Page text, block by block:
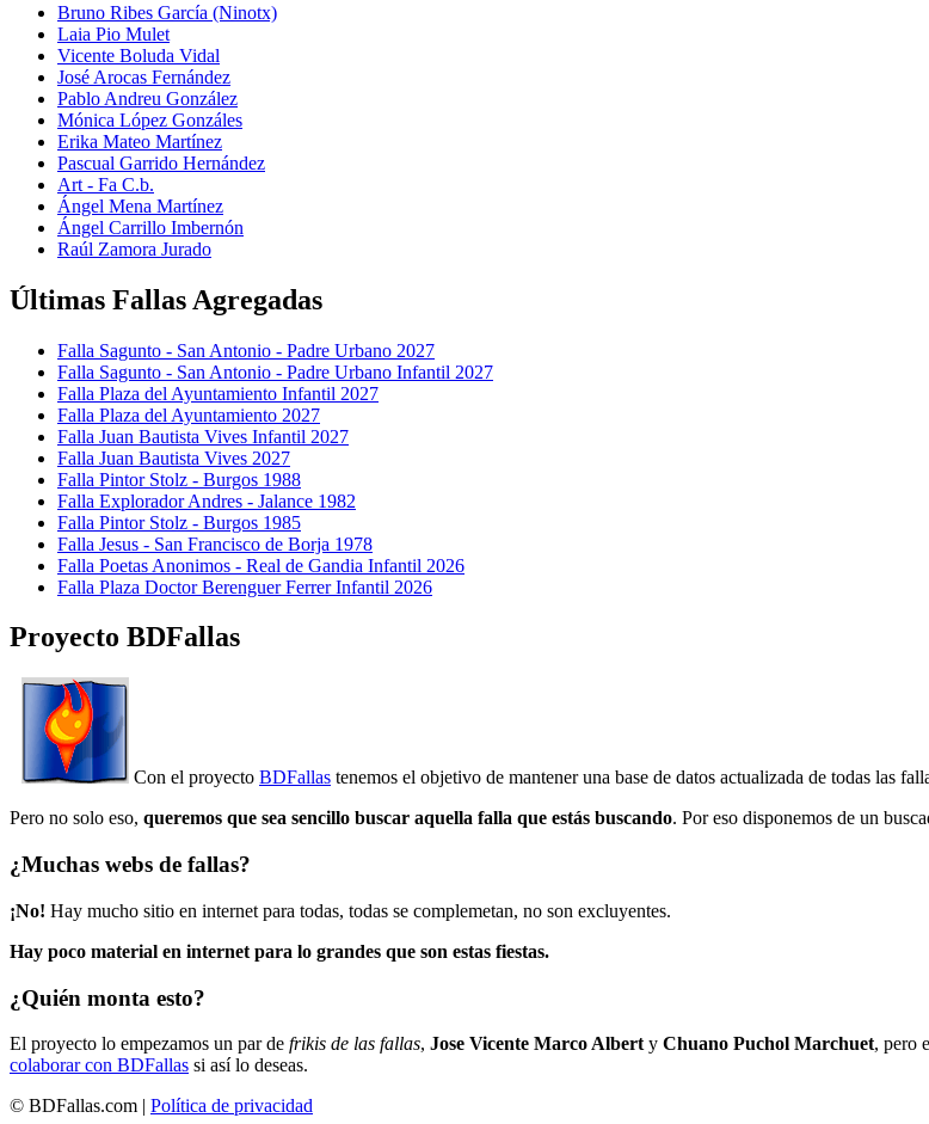
Bruno Ribes García (Ninotx)
Laia Pio Mulet
Vicente Boluda Vidal
José Arocas Fernández
Pablo Andreu González
Mónica López Gonzáles
Erika Mateo Martínez
Pascual Garrido Hernández
Art - Fa C.b.
Ángel Mena Martínez
Ángel Carrillo Imbernón
Raúl Zamora Jurado
Últimas Fallas Agregadas
Falla Sagunto - San Antonio - Padre Urbano 2027
Falla Sagunto - San Antonio - Padre Urbano Infantil 2027
Falla Plaza del Ayuntamiento Infantil 2027
Falla Plaza del Ayuntamiento 2027
Falla Juan Bautista Vives Infantil 2027
Falla Juan Bautista Vives 2027
Falla Pintor Stolz - Burgos 1988
Falla Explorador Andres - Jalance 1982
Falla Pintor Stolz - Burgos 1985
Falla Jesus - San Francisco de Borja 1978
Falla Poetas Anonimos - Real de Gandia Infantil 2026
Falla Plaza Doctor Berenguer Ferrer Infantil 2026
Proyecto BDFallas
Con el proyecto BDFallas tenemos el objetivo de mantener una base de datos actualizada de todas las
Pero no solo eso, queremos que sea sencillo buscar aquella falla que estás buscando. Por eso disponemos de un
¿Muchas webs de fallas?
¡No! Hay mucho sitio en internet para todas, todas se complemetan, no son excluyentes.
Hay poco material en internet para lo grandes que son estas fiestas.
¿Quién monta esto?
El proyecto lo empezamos un par de frikis de las fallas, Jose Vicente Marco Albert y Chuano Puchol Marchuet, pero
colaborar con BDFallas si así lo deseas.
© BDFallas.com | Política de privacidad